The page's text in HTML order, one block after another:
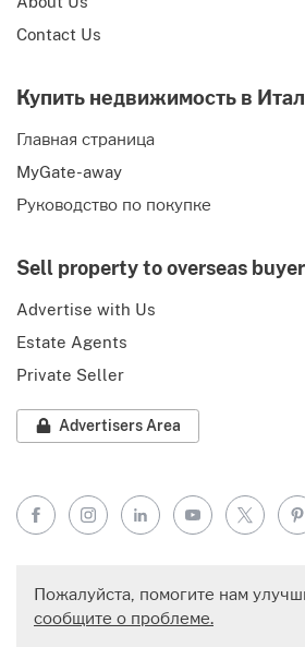
Contact Us
Купить недвижимость в
Главная страница
MyGate-away
Руководство по покупке
Sell property to overseas
Advertise with Us
Estate Agents
Private Seller
Advertisers Area
FacebookInstagramLinkedInYouTube
X
Пожалуйста, помогите нам
сообщите о проблеме.